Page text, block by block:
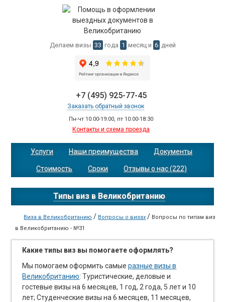
Делаем визы 33 года 1 месяц и 6 дней
+7 (495) 925-77-45
Заказать обратный звонок
Пн-чт 10:00-19:00, пт 10:00-18:30
Контакты и схема проезда
Услуги Наши преимущества Документы
Стоимость Сроки Отзывы о нас (222)
Типы виз в Великобританию
Виза в Великобританию / Вопросы о визах / Вопросы по типам виз
в Великобританию - №31
Какие типы виз вы помогаете оформлять?
Мы помогаем оформить самыеразные визы в
Великобританию: Туристические, деловые и
гостевые визы на 6 месяцев, 1 год, 2 года, 5 лет и 10
лет; Студенческие визы на 6 месяцев, 11 месяцев,